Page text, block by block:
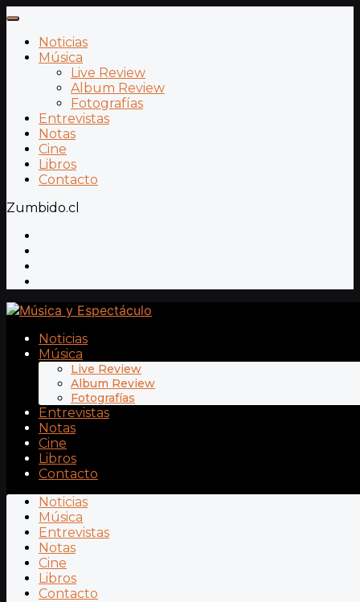
Noticias
Música
Live Review
Album Review
Fotografías
Entrevistas
Notas
Cine
Libros
Contacto
Zumbido.cl
Noticias
Música
Live Review
Album Review
Fotografías
Entrevistas
Notas
Cine
Libros
Contacto
Noticias
Música
Entrevistas
Notas
Cine
Libros
Contacto